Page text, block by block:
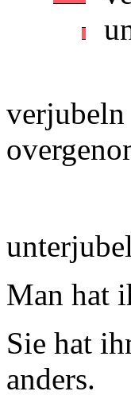
verjubeln
Man hat
Sie hat
anders.